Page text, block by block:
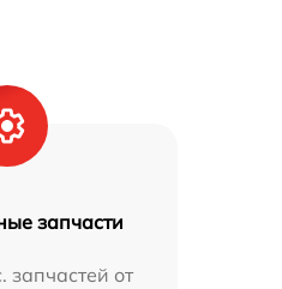
запчасти
запчастей от